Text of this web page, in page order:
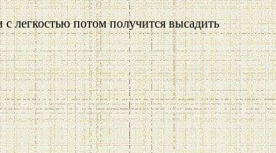
легкостью потом получится высадить